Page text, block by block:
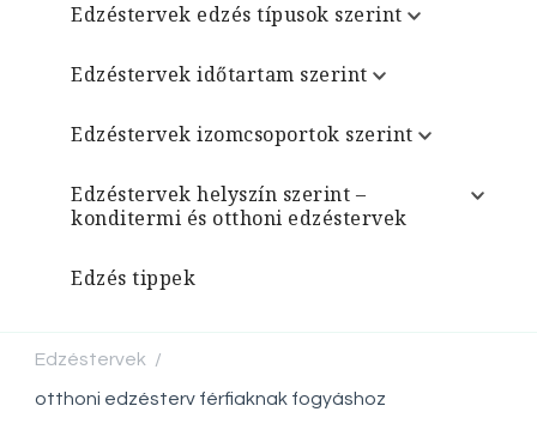
Edzéstervek edzés típusok szerint
Edzéstervek időtartam szerint
Edzéstervek izomcsoportok szerint
Edzéstervek helyszín szerint –
konditermi és otthoni edzéstervek
Edzés tippek
Edzéstervek /
otthoni edzésterv férfiaknak fogyáshoz